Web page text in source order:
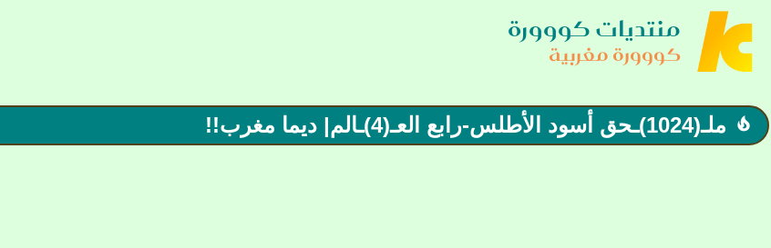
منتديات كووورة
كووورة مغربية
 ملـ(1024)ـحق أسود الأطلس-رابع العـ(4)ـالم| ديما مغرب!!